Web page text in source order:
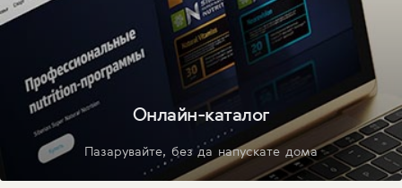
Онлайн-каталог
Пазарувайте, без да напускате дома